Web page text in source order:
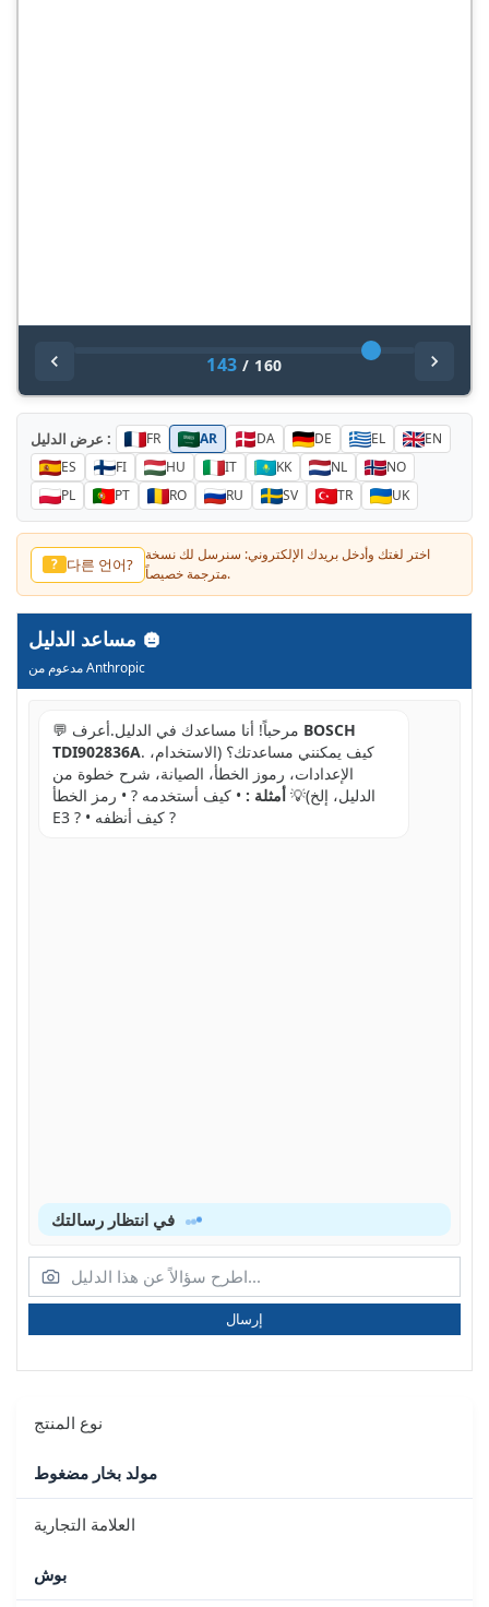
143 / 160
عرض الدليل : FR AR DA DE EL
EN
ES
FI HU IT KK NL
NO
PL
PT RO RU SV TR UK
? 다른 언어?
اختر لغتك وأدخل بريدك الإلكتروني: سنرسل لك نسخة
مترجمة خصيصاً.
مدعوم من Anthropic
💬 مرحباً! أنا مساعدك في الدليل.أعرف BOSCH
TDI902836A. كيف يمكنني مساعدتك؟ (الاستخدام،
الإعدادات، رموز الخطأ، الصيانة، شرح خطوة من
الدليل، إلخ)💡 أمثلة : • كيف أستخدمه ? • رمز الخطأ
E3 ? • كيف أنظفه ?
إرسال
نوع المنتج
مولد بخار مضغوط
العلامة التجارية
بوش